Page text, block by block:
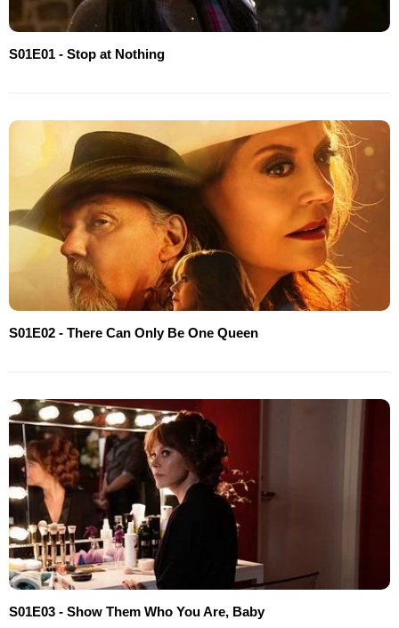
S01E01 - Stop at Nothing
S01E02 - There Can Only Be One Queen
S01E03 - Show Them Who You Are, Baby